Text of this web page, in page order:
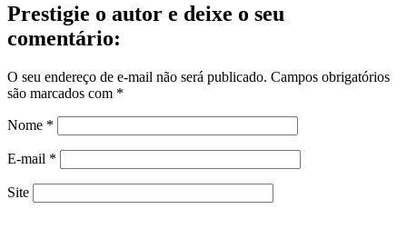
Prestigie o autor e deixe o seu
comentário:
O seu endereço de e-mail não será publicado. Campos obrigatórios
são marcados com *
Nome *
E-mail *
Site